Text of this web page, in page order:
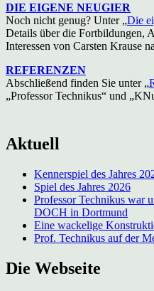
DIE EIGENE NEUGIER
Noch nicht genug? Unter „Die
Details über die Fortbildungen,
Interessen von Carsten Krause
REFERENZEN
Abschließend finden Sie unter „
„Professor Technikus“ und
Aktuell
Kennerspiel des Jahres
Spiel des Jahres 2026
Professor Technikus war
DOCH in Dortmund
Eine wackelige
Prof. Technikus auf der
Die Webseite